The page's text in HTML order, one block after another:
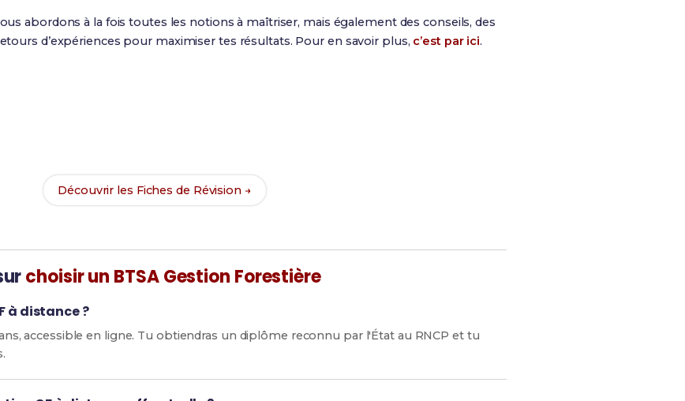
abordons à la fois toutes les notions à maîtriser, mais également des conseils, des
d’expériences pour maximiser tes résultats. Pour en savoir plus, c’est par ici.
Découvrir les Fiches de Révision →
choisir un BTSA Gestion Forestière
à distance ?
accessible en ligne. Tu obtiendras un diplôme reconnu par l'État au RNCP et tu